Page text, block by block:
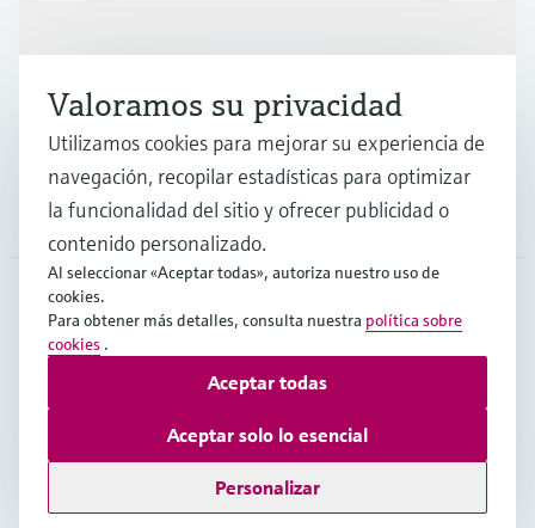
Compañía
COL•Español
Términos de usoProtección de datos
Valoramos su privacidad
Utilizamos cookies para mejorar su experiencia de
navegación, recopilar estadísticas para optimizar
la funcionalidad del sitio y ofrecer publicidad o
contenido personalizado.
Al seleccionar «Aceptar todas», autoriza nuestro uso de
cookies.
Para obtener más detalles, consulta nuestra política sobre
cookies .
Personalizar
Aceptar solo lo esencial
Aceptar todas